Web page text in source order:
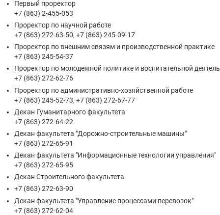
Первый проректор
+7 (863) 2-455-053
Проректор по научной работе
+7 (863) 272-63-50, +7 (863) 245-09-17
Проректор по внешним связям и производственной практике
+7 (863) 245-54-37
Проректор по молодежной политике и воспитательной
+7 (863) 272-62-76
Проректор по административно-хозяйственной работе
+7 (863) 245-52-73, +7 (863) 272-67-77
Декан Гуманитарного факультета
+7 (863) 272-64-22
Декан факультета "Дорожно-строительные машины"
+7 (863) 272-65-91
Декан факультета "Информационные технологии управления"
+7 (863) 272-65-95
Декан Строительного факультета
+7 (863) 272-63-90
Декан факультета "Управление процессами перевозок"
+7 (863) 272-62-04